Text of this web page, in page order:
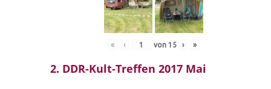
« ‹ von 15 › »
2. DDR-Kult-Treffen 2017 Mai